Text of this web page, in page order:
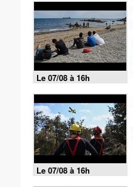
Le 07/08 à 16h
Le 07/08 à 16h